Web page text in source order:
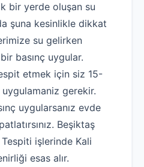
bir yerde oluşan su
şuna kesinlikle dikkat
su gelirken
basınç uygular.
etmek için siz 15-
uygulamaniz gerekir.
uygularsanız evde
Beşiktaş
Tespiti işlerinde Kali
esas alır.